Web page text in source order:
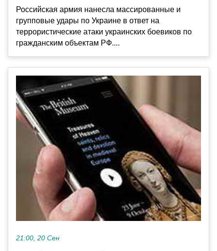
Российская армия нанесла массированные и
групповые удары по Украине в ответ на
террористические атаки украинских боевиков по
гражданским объектам РФ....
21:00, 20 Сен